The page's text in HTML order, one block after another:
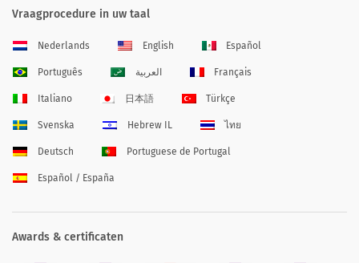
Vraagprocedure in uw taal
Nederlands English Español
Português العربية Français
Italiano 日本語 Türkçe
Svenska Hebrew IL ไทย
Deutsch Portuguese de Portugal
Español / España
Awards & certificaten